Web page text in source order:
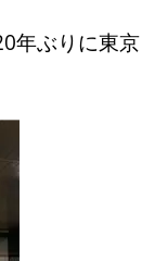
年ぶりに東京